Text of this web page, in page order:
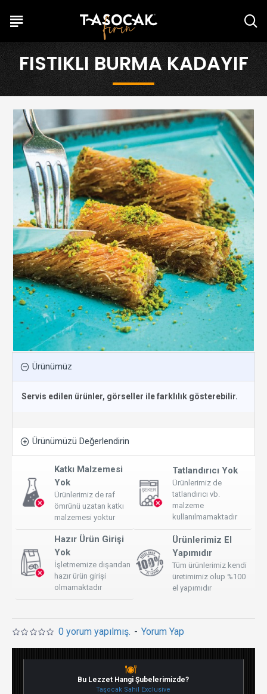
FISTIKLI BURMA KADAYIF
Katkı Malzemesi
Yok
Ürünlerimiz de raf
ömrünü uzatan katkı
malzemesi yoktur
Tatlandırıcı Yok
Ürünlerimiz de
tatlandırıcı vb.
malzeme
kullanılmamaktadır
Hazır Ürün Girişi
Yok
İşletmemize dışarıdan
hazır ürün girişi
olmamaktadır
Ürünlerimiz El
Yapımıdır
Tüm ürünlerimiz kendi
üretimimiz olup %100
el yapımıdır
Ürünümüz
Servis edilen ürünler, görseller ile farklılık gösterebilir.
Ürünümüzü Değerlendirin
0 yorum yapılmış. - Yorum Yap
Bu Lezzet Hangi Şubelerimizde?
Taşocak Sahil Exclusive